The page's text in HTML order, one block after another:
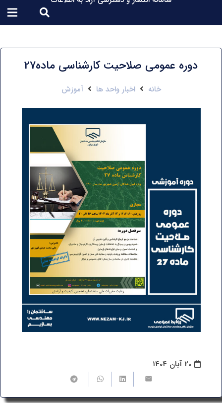
دوره عمومی صلاحیت کارشناسی ماده27
خانه اخبار واحد ها آموزش
20 آبان 1404